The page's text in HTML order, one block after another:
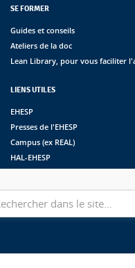
SE FORMER
Guides et conseils
Ateliers de la doc
Lean Library, pour vous faciliter
LIENS UTILES
EHESP
Presses de l'EHESP
Campus (ex REAL)
HAL-EHESP
Suivez les